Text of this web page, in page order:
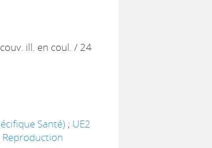
ill. en coul. / 24
Santé) ; UE2
Reproduction